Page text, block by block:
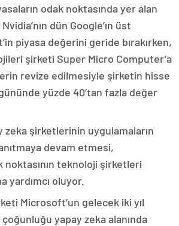
odak noktasında yer alan
dün Google’ın üst
piyasa değerini geride bırakırken,
şirketi Super Micro Computer’a
revize edilmesiyle şirketin hisse
yüzde 40’tan fazla değer
zeka şirketlerinin uygulamaların
devam etmesi,
noktasının teknoloji şirketleri
yardımcı oluyor.
Microsoft’un gelecek iki yıl
yapay zeka alanında